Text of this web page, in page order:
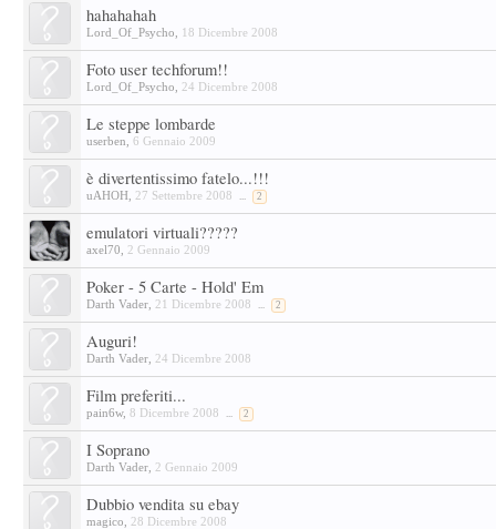
hahahahah
Lord_Of_Psycho 18 Dicembre 2008
Foto user techforum!!
Lord_Of_Psycho 24 Dicembre 2008
Le steppe lombarde
userben 6 Gennaio 2009
è divertentissimo fatelo...!!!
uAHOH 27 Settembre 2008 ... 2
emulatori virtuali?????
axel70 2 Gennaio 2009
Poker - 5 Carte - Hold' Em
Darth Vader 21 Dicembre 2008 ... 2
Auguri!
Darth Vader 24 Dicembre 2008
Film preferiti...
pain6w, 8 Dicembre 2008 ... 2
I Soprano
Darth Vader 2 Gennaio 2009
Dubbio vendita su ebay
magico 28 Dicembre 2008